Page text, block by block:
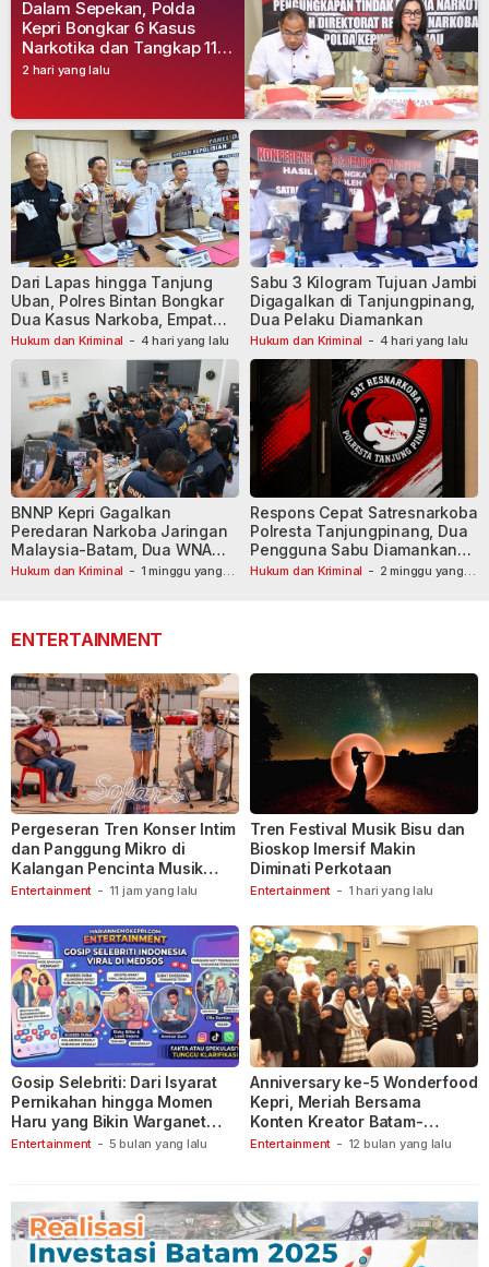
2 hari yang lalu
Dalam Sepekan, Polda
Kepri Bongkar 6 Kasus
Narkotika dan Tangkap 11
Tersangka
Hukum dan Kriminal - 4 hari yang lalu
Dari Lapas hingga Tanjung
Uban, Polres Bintan Bongkar
Dua Kasus Narkoba, Empat
Tersangka Dibekuk
Hukum dan Kriminal - 4 hari yang lalu
Sabu 3 Kilogram Tujuan Jambi
Digagalkan di Tanjungpinang,
Dua Pelaku Diamankan
Hukum dan Kriminal - 1 minggu yang
BNNP Kepri Gagalkan
Peredaran Narkoba Jaringan
Malaysia-Batam, Dua WNA
Masih Diburu
Hukum dan Kriminal - 2 minggu yang
Respons Cepat Satresnarkoba
Polresta Tanjungpinang, Dua
Pengguna Sabu Diamankan
Usai Dilaporkan ke Call Center
ENTERTAINMENT
Entertainment - 11 jam yang lalu
Pergeseran Tren Konser Intim
dan Panggung Mikro di
Kalangan Pencinta Musik
Indonesia
Entertainment - 1 hari yang lalu
Tren Festival Musik Bisu dan
Bioskop Imersif Makin
Diminati Perkotaan
Entertainment - 5 bulan yang lalu
Gosip Selebriti: Dari Isyarat
Pernikahan hingga Momen
Haru yang Bikin Warganet
Berspekulasi
Entertainment - 12 bulan yang lalu
Anniversary ke-5 Wonderfood
Kepri, Meriah Bersama
Konten Kreator Batam-
Tanjungpinang